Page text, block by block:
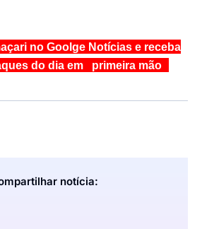
no Goolge Notícias e receba
do dia em primeira mão
notícia: